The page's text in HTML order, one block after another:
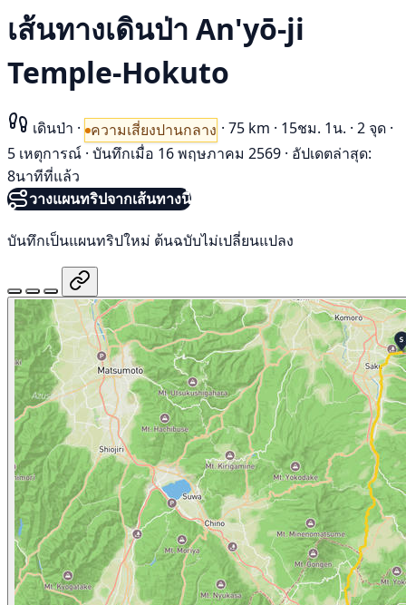
เส้นทางเดินป่า An'yō-ji
Temple-Hokuto
เดินป่า · ความเสี่ยงปานกลาง · 75 km · 15ชม. 1น. · 2 จุด ·
5 เหตุการณ์ · บันทึกเมื่อ 16 พฤษภาคม 2569 · อัปเดตล่าสุด:
8นาทีที่แล้ว
วางแผนทริปจากเส้นทางนี้
บันทึกเป็นแผนทริปใหม่ ต้นฉบับไม่เปลี่ยนแปลง